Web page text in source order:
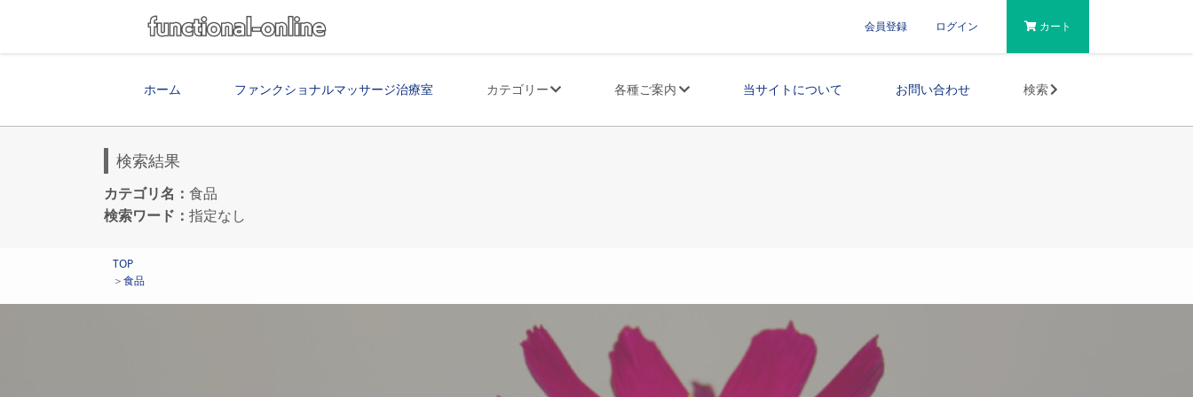
会員登録 ログイン カート
ホーム ファンクショナルマッサージ治療室 カテゴリー 各種ご案内 当サイトについて お問い合わせ 検索
検索結果
カテゴリ名： 食品
検索ワード： 指定なし
TOP
＞食品